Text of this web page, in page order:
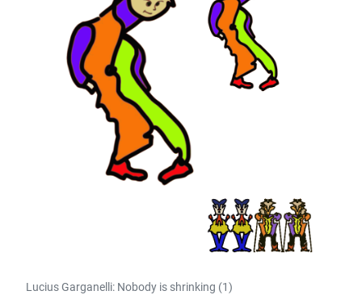
Lucius Garganelli: Nobody is shrinking (1)